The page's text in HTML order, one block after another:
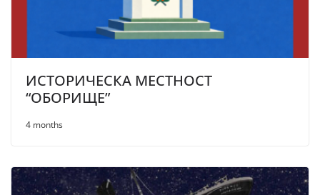
ИСТОРИЧЕСКА МЕСТНОСТ
“ОБОРИЩЕ”
4 months